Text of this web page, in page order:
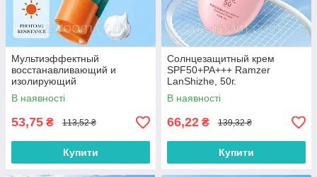
Мультиэффектный
восстанавливающий и
изолирующий
солнцезащитный крем
SADOER, 50г.
В наявності
53,75 ₴ 113,52 ₴
Купити
Солнцезащитный крем
SPF50+PA+++ Ramzer
LanShizhe, 50г.
В наявності
66,22 ₴ 139,32 ₴
Купити